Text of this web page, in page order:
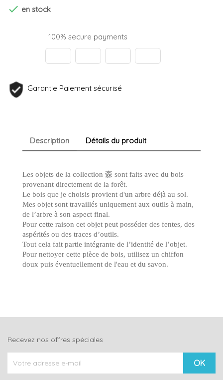
 en stock
100% secure payments
Garantie Paiement sécurisé
Description Détails du produit
Les objets de la collection 森 sont faits avec du bois
provenant directement de la forêt.
Le bois que je choisis provient d'un arbre déjà au sol.
Mes objet sont travaillés uniquement aux outils à main,
de l’arbre à son aspect final.
Pour cette raison cet objet peut posséder des fentes, des
aspérités ou des traces d’outils.
Tout cela fait partie intégrante de l’identité de l’objet.
Pour nettoyer cette pièce de bois, utilisez un chiffon
doux puis éventuellement de l'eau et du savon.
Recevez nos offres spéciales